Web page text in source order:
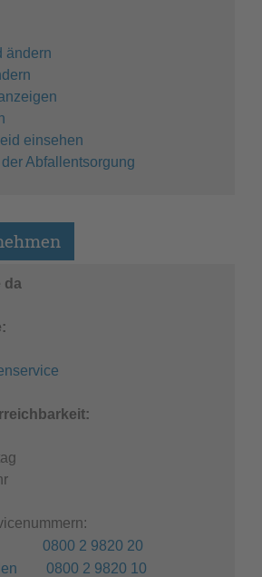
ändern
einsehen
Abfallentsorgung
da
0800 2 9820 20
0800 2 9820 10